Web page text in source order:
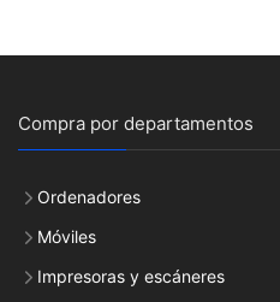
Compra por departamentos
Ordenadores
Móviles
Impresoras y escáneres